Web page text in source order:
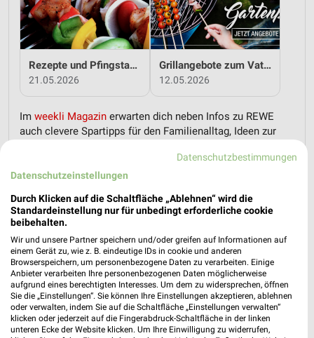
Rezepte und Pfingstangebote bei REWE!
21.05.2026
Grillangebote zum Vatertag bei REWE!
12.05.2026
Im weekli Magazin erwarten dich neben Infos zu REWE
auch clevere Spartipps für den Familienalltag, Ideen zur
weekli - Prospekte & Angebote App
Alle REWE Angebote immer griffbereit – mit der kostenlosen
weekli App für iOS & Android.
✔Standortgenaue Angebote
Datenschutzbestimmungen
Datenschutzeinstellungen
Durch Klicken auf die Schaltfläche „Ablehnen“ wird die
Standardeinstellung nur für unbedingt erforderliche cookie
beibehalten.
Wir und unsere Partner speichern und/oder greifen auf Informationen auf
einem Gerät zu, wie z. B. eindeutige IDs in cookie und anderen
Browserspeichern, um personenbezogene Daten zu verarbeiten. Einige
Anbieter verarbeiten Ihre personenbezogenen Daten möglicherweise
aufgrund eines berechtigten Interesses. Um dem zu widersprechen, öffnen
Sie die „Einstellungen“. Sie können Ihre Einstellungen akzeptieren, ablehnen
oder verwalten, indem Sie auf die Schaltfläche „Einstellungen verwalten“
klicken oder jederzeit auf die Fingerabdruck-Schaltfläche in der linken
unteren Ecke der Website klicken. Um Ihre Einwilligung zu widerrufen,